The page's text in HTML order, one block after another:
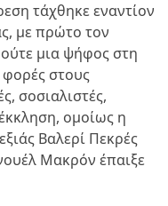
τάχθηκε εναντίον
με πρώτο τον
μια ψήφος στη
φορές στους
σοσιαλιστές,
ομοίως η
Βαλερί Πεκρές
Μακρόν έπαιξε